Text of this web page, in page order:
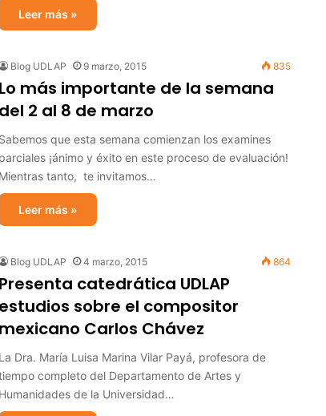
Leer más »
Blog UDLAP 9 marzo, 2015 835
Lo más importante de la semana
del 2 al 8 de marzo
Sabemos que esta semana comienzan los examines
parciales ¡ánimo y éxito en este proceso de evaluación!
Mientras tanto, te invitamos…
Leer más »
Blog UDLAP 4 marzo, 2015 864
Presenta catedrática UDLAP
estudios sobre el compositor
mexicano Carlos Chávez
La Dra. María Luisa Marina Vilar Payá, profesora de
completo del Departamento de Artes y
Humanidades de la Universidad…